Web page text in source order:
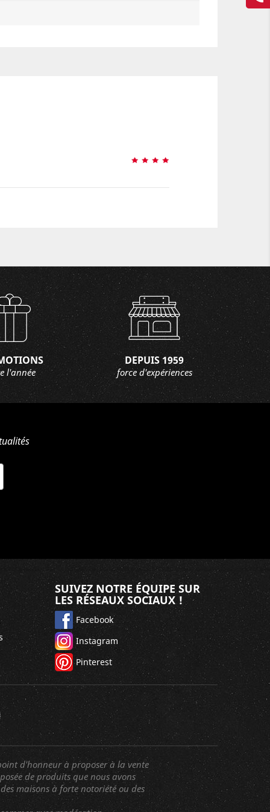
l'année
DEPUIS 1959
force d'expériences
SUIVEZ NOTRE ÉQUIPE SUR
LES RÉSEAUX SOCIAUX !
Facebook
Instagram
Pinterest
d'honneur à proposer à la vente
de produits que nous avons
maisons à forte notoriété ou des